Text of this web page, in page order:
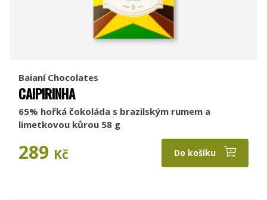
Baianí Chocolates
CAIPIRINHA
65% hořká čokoláda s brazilským rumem a
limetkovou kůrou 58 g
289 Kč Do košíku